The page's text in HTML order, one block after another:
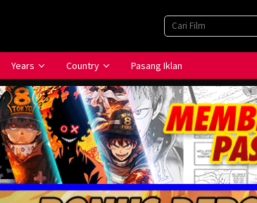
Years Country Pasang Iklan